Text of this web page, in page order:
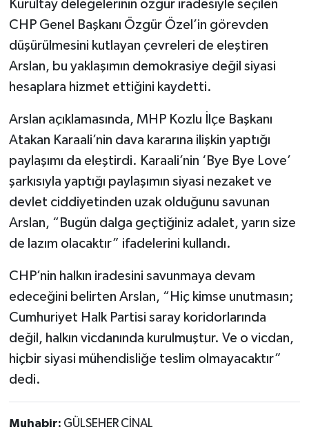
Kurultay delegelerinin özgür iradesiyle seçilen
CHP Genel Başkanı Özgür Özel’in görevden
düşürülmesini kutlayan çevreleri de eleştiren
Arslan, bu yaklaşımın demokrasiye değil siyasi
hesaplara hizmet ettiğini kaydetti.
Arslan açıklamasında, MHP Kozlu İlçe Başkanı
Atakan Karaali’nin dava kararına ilişkin yaptığı
paylaşımı da eleştirdi. Karaali’nin ‘Bye Bye Love’
şarkısıyla yaptığı paylaşımın siyasi nezaket ve
devlet ciddiyetinden uzak olduğunu savunan
Arslan, “Bugün dalga geçtiğiniz adalet, yarın size
de lazım olacaktır” ifadelerini kullandı.
CHP’nin halkın iradesini savunmaya devam
edeceğini belirten Arslan, “Hiç kimse unutmasın;
Cumhuriyet Halk Partisi saray koridorlarında
değil, halkın vicdanında kurulmuştur. Ve o vicdan,
hiçbir siyasi mühendisliğe teslim olmayacaktır”
dedi.
Muhabir: GÜLSEHER CİNAL
Yaşam